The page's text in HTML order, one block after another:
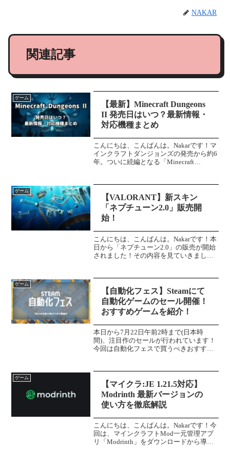
NAKAR
関連記事
ゲーム
【最新】Minecraft Dungeons
II 発売日はいつ？最新情報・
対応機種まとめ
こんにちは、こんばんは。Nakarです！マ
インクラフトダンジョンズの発売から約6
年。ついに続編となる「Minecraft
険や強化された協力プレイなど...
ゲーム
【VALORANT】新スキン
「ネプチューン2.0」販売開
始！
こんにちは、こんばんは。Nakarです！本
日から「ネプチューン2.0」の販売が開始
されました！その内容を見ていきましょ
「ホワイト」「ブルー」の二種類が実装
されていま...
ゲーム
【自動化フェス】Steamにて
自動化ゲームのセール開催！
おすすめゲームを紹介！
本日から7月22日午前2時まで(日本時
間)、注目作のセールが行われています！
今回は自動化フェスで買うべきおすすめ
掘し、工場を自動化していくシミュレー
ション...
ゲーム
【マイクラ:JE 1.21.5対応】
Modrinth 最新バージョンの
使い方を徹底解説
こんにちは、こんばんは。Nakarです！今
回は、マインクラフトMod一元管理アプ
リ「Modrinth」をダウンロードから導入